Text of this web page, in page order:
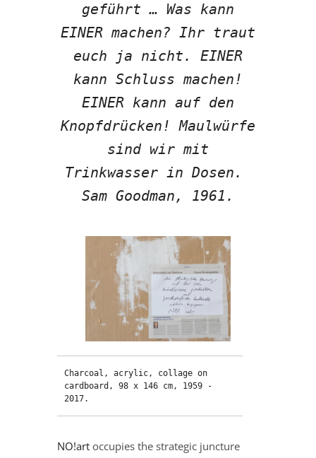
geführt … Was kann
EINER machen? Ihr traut
euch ja nicht. EINER
kann Schluss machen!
EINER kann auf den
Knopfdrücken! Maulwürfe
sind wir mit
Trinkwasser in Dosen.
Sam Goodman, 1961.
Charcoal, acrylic, collage on
cardboard, 98 x 146 cm, 1959 -
2017.
NO!artoccupies the strategic juncture